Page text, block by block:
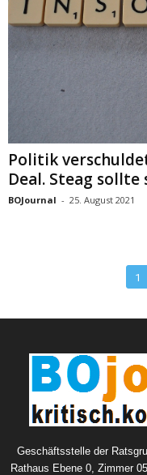
Politik
Deal. Steag sollte
BOJournal - 25. August 2021
1
Geschäftsstelle der
Rathaus Ebene 0, Zimmer